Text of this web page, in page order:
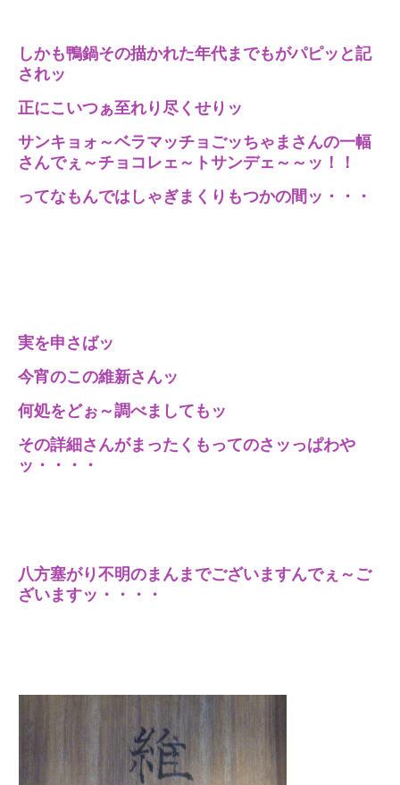
しかも鴨鍋その描かれた年代までもがパピッと記
されッ
正にこいつぁ至れり尽くせりッ
サンキョォ～ベラマッチョごッちゃまさんの一幅
さんでぇ～チョコレェ～トサンデェ～～ッ！！
ってなもんではしゃぎまくりもつかの間ッ・・・
実を申さばッ
今宵のこの維新さんッ
何処をどぉ～調べましてもッ
その詳細さんがまったくもってのさッっぱわや
ッ・・・・
八方塞がり不明のまんまでございますんでぇ～ご
ざいますッ・・・・